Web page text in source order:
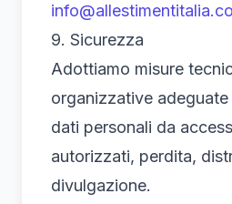
9. Sicurezza
Adottiamo misure
organizzative
dati personali da
autorizzati, perdita,
divulgazione.